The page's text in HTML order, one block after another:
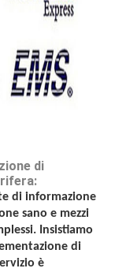
di
di informazione
sano e mezzi
Insistiamo
di
è